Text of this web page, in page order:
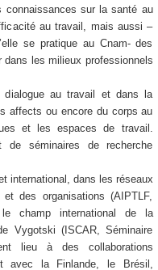
connaissances sur la santé au
au travail, mais aussi –
se pratique au Cnam- des
dans les milieux professionnels
dialogue au travail et dans la
affects ou encore du corps au
et les espaces de travail.
de séminaires de recherche
international, dans les réseaux
des organisations (AIPTLF,
champ international de la
Vygotski (ISCAR, Séminaire
lieu à des collaborations
avec la Finlande, le Brésil,